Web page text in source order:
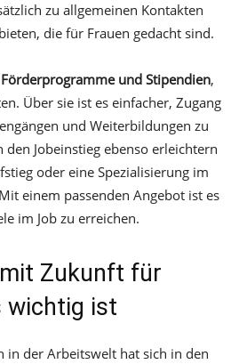
zu allgemeinen Kontakten
die für Frauen gedacht sind.
Förderprogramme und Stipendien,
Über sie ist es einfacher, Zugang
und Weiterbildungen zu
Jobeinstieg ebenso erleichtern
oder eine Spezialisierung im
einem passenden Angebot ist es
im Job zu erreichen.
Zukunft für
wichtig ist
in der Arbeitswelt hat sich in den